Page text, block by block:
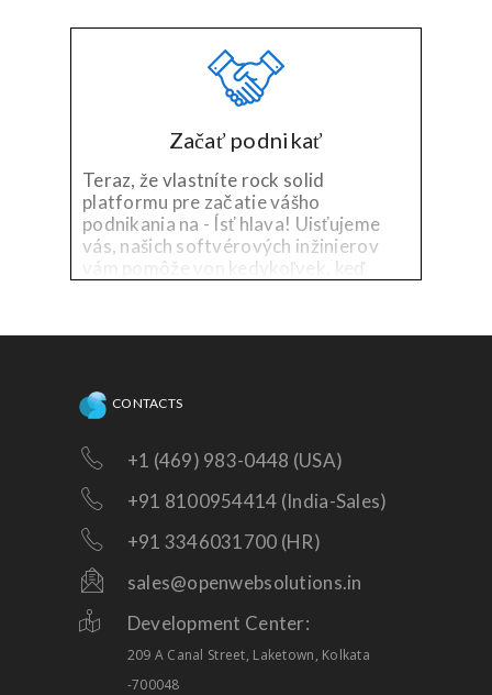
Začať podnikať
Teraz, že vlastníte rock solid
platformu pre začatie vášho
podnikania na - Ísť hlava! Uisťujeme
vás, našich softvérových inžinierov
vám pomôže von kedykoľvek, keď
potrebujete doplnky!
CONTACTS
+1 (469) 983-0448 (USA)
+91 8100954414 (India-Sales)
+91 3346031700 (HR)
sales@openwebsolutions.in
Development Center:
209 A Canal Street, Laketown, Kolkata
-700048